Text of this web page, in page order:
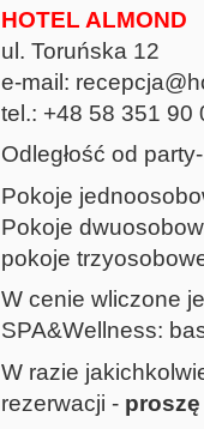
HOTEL ALMOND
ul. Toruńska 12
e-mail:
tel.: +48 58 351 90
Odległość od
Pokoje
Pokoje
pokoje
W cenie wliczone
SPA&Wellness:
W razie
rezerwacji -